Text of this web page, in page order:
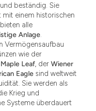
beständig. Sie
mit einem historischen
alle
Anlage.
Vermögensaufbau
wie der
Maple Leaf, der Wiener
Eagle sind weltweit
Sie werden als
Krieg und
Systeme überdauert